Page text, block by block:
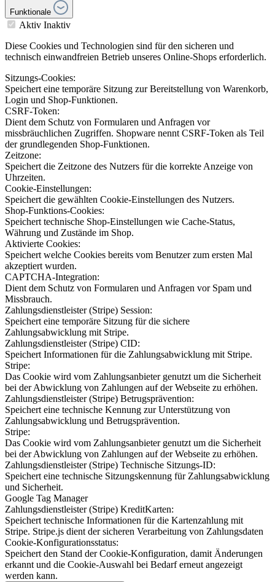
Funktionale
Aktiv Inaktiv
Diese Cookies und Technologien sind für den sicheren und
technisch einwandfreien Betrieb unseres Online-Shops erforderlich.
Sitzungs-Cookies:
Speichert eine temporäre Sitzung zur Bereitstellung von Warenkorb,
Login und Shop-Funktionen.
CSRF-Token:
Dient dem Schutz von Formularen und Anfragen vor
missbräuchlichen Zugriffen. Shopware nennt CSRF-Token als Teil
der grundlegenden Shop-Funktionen.
Zeitzone:
Speichert die Zeitzone des Nutzers für die korrekte Anzeige von
Uhrzeiten.
Cookie-Einstellungen:
Speichert die gewählten Cookie-Einstellungen des Nutzers.
Shop-Funktions-Cookies:
Speichert technische Shop-Einstellungen wie Cache-Status,
Währung und Zustände im Shop.
Aktivierte Cookies:
Speichert welche Cookies bereits vom Benutzer zum ersten Mal
akzeptiert wurden.
CAPTCHA-Integration:
Dient dem Schutz von Formularen und Anfragen vor Spam und
Missbrauch.
Zahlungsdienstleister (Stripe) Session:
Speichert eine temporäre Sitzung für die sichere
Zahlungsabwicklung mit Stripe.
Zahlungsdienstleister (Stripe) CID:
Speichert Informationen für die Zahlungsabwicklung mit Stripe.
Stripe:
Das Cookie wird vom Zahlungsanbieter genutzt um die Sicherheit
bei der Abwicklung von Zahlungen auf der Webseite zu erhöhen.
Zahlungsdienstleister (Stripe) Betrugsprävention:
Speichert eine technische Kennung zur Unterstützung von
Zahlungsabwicklung und Betrugsprävention.
Stripe:
Das Cookie wird vom Zahlungsanbieter genutzt um die Sicherheit
bei der Abwicklung von Zahlungen auf der Webseite zu erhöhen.
Zahlungsdienstleister (Stripe) Technische Sitzungs-ID:
Speichert eine technische Sitzungskennung für Zahlungsabwicklung
und Sicherheit.
Google Tag Manager
Zahlungsdienstleister (Stripe) KreditKarten:
Speichert technische Informationen für die Kartenzahlung mit
Stripe. Stripe.js dient der sicheren Verarbeitung von Zahlungsdaten
Cookie-Konfigurationsstatus:
Speichert den Stand der Cookie-Konfiguration, damit Änderungen
erkannt und die Cookie-Auswahl bei Bedarf erneut angezeigt
werden kann.